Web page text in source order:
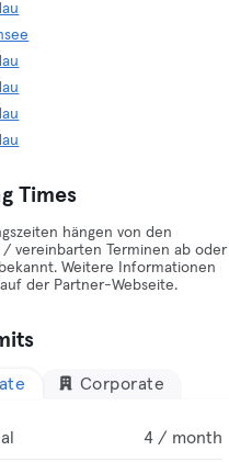
Times
hängen von den
/ vereinbarten Terminen ab oder
Weitere Informationen
der Partner-Webseite.
Corporate
4 / month